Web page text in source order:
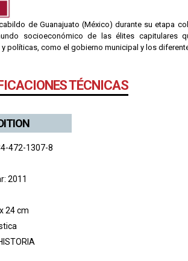
de Guanajuato (México) durante su etapa
socioeconómico de las élites capitulares
políticas, como el gobierno municipal y los
TÉCNICAS
472-1307-8
2011
24 cm